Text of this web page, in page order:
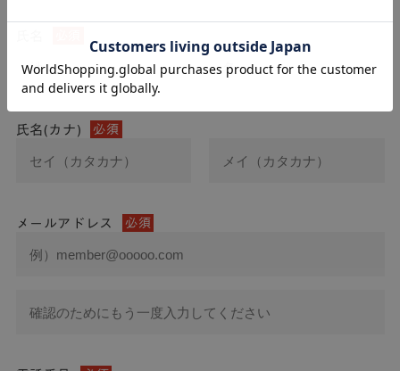
氏名(カナ) 必須
メールアドレス 必須